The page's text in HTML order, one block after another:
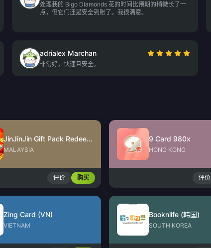
处理我的 Bigo Diamonds 花的时间比预期的稍微长了一
点，但它们还是安全到账了。我很满意。
adrialex Marchan
非常好，快速且安全。
JinJinJin Gift Pack Redeem Code
MALAYSIA
评价 购买
9 Card 980x
HONG KONG
评价
Zing Card (VN)
VIETNAM
Booknlife (韩国)
SOUTH KOREA